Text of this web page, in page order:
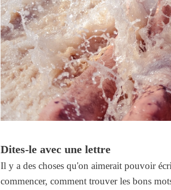
Dites-le avec une lettre
Il y a des choses qu'on aimerait pouvoir
commencer, comment trouver les bons